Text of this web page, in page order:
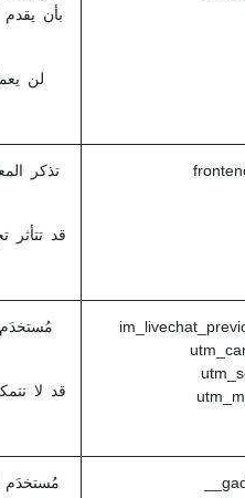
بأن يقدم
لن
تذكر
قد
قد لا
مُستخدَم